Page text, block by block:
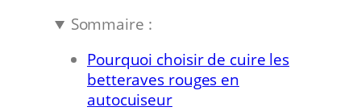
Sommaire :
Pourquoi choisir de cuire les
betteraves rouges en
autocuiseur